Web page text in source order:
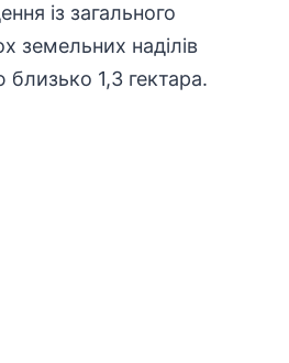
із загального
земельних наділів
1,3 гектара.